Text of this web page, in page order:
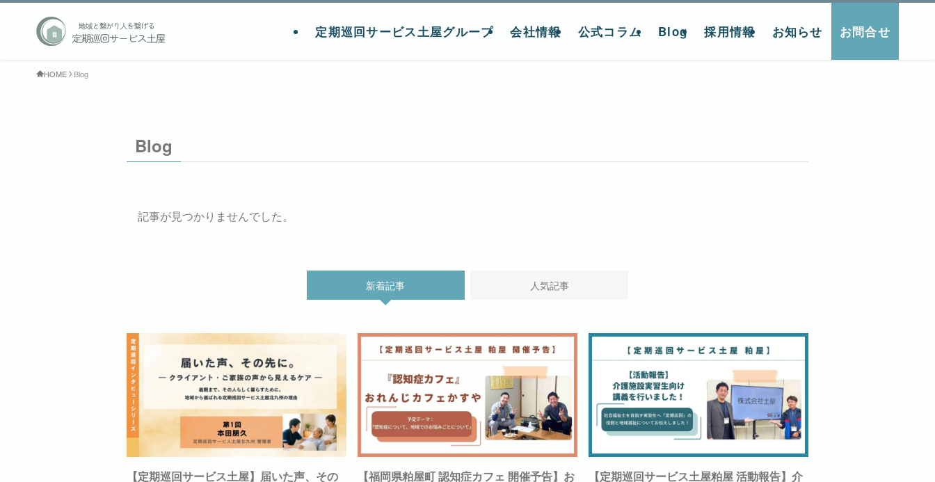
定期巡回サービス土屋グループ 会社情報 公式コラム Blog 採用情報 お知らせ お問合せ
HOME Blog
Blog
記事が見つかりませんでした。
新着記事 人気記事
【定期巡回サービス土屋】届いた声、その
【福岡県粕屋町 認知症カフェ 開催予告】お
【定期巡回サービス土屋粕屋 活動報告】介